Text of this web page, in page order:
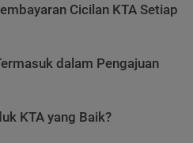
Cicilan KTA Setiap
dalam Pengajuan
KTA yang Baik?